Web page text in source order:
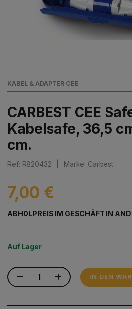
KABEL & ADAPTER CEE
CARBEST CEE
Kabelsafe, 36,5
cm.
Ref: R820432 Marke: Carbest
7,00 €
ABHOLPREIS IM GESCHÄFT IN
Auf Lager
IN DEN